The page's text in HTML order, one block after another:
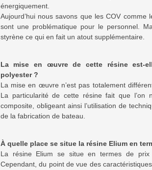
énergiquement.
Aujourd’hui nous savons que les COV comme
sont une problématique pour le personnel.
styrène ce qui en fait un atout supplémentaire.
La mise en œuvre de cette résine est-
polyester ?
La mise en œuvre n’est pas totalement
La particularité de cette résine fait que
composite, obligeant ainsi l’utilisation de
de la fabrication de bateau.
À quelle place se situe la résine Elium en
La résine Elium se situe en termes de
Cependant, du point de vue des